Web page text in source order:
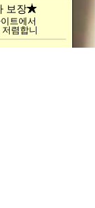
트에서
렴합니
보장★